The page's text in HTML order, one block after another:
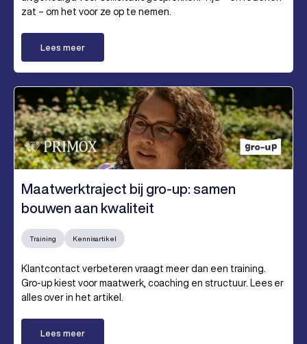
zat – om het voor ze op te nemen.
Lees meer
Maatwerktraject bij gro-up: samen
bouwen aan kwaliteit
Training Kennisartikel
Klantcontact verbeteren vraagt meer dan een training.
Gro-up kiest voor maatwerk, coaching en structuur. Lees er
alles over in het artikel.
Lees meer